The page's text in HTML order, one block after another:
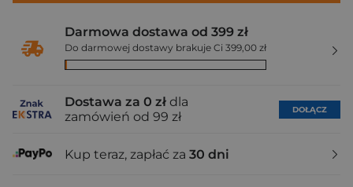
Darmowa dostawa od 399 zł
Do darmowej dostawy brakuje Ci 399,00 zł
Dostawa za 0 zł dla
zamówień od 99 zł
DOŁĄCZ
Kup teraz, zapłać za 30 dni